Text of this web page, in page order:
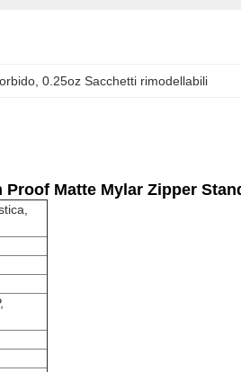
, 0.25oz Sacchetti rimodellabili
Matte Mylar Zipper